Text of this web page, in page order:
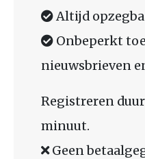
Altijd
Onbeperkt
nieuwsbrieven
Registreren
minuut.
Geen